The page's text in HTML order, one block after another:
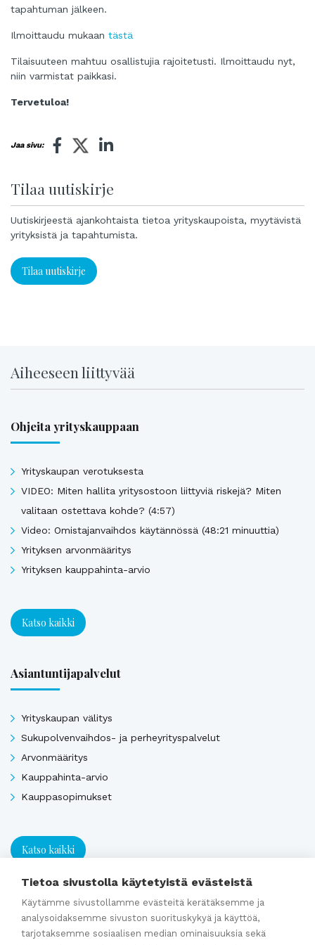
tapahtuman jälkeen.
Ilmoittaudu mukaan tästä
Tilaisuuteen mahtuu osallistujia rajoitetusti. Ilmoittaudu nyt,
niin varmistat paikkasi.
Tervetuloa!
Jaa sivu:
Tilaa uutiskirje
Uutiskirjeestä ajankohtaista tietoa yrityskaupoista, myytävistä
yrityksistä ja tapahtumista.
Tilaa uutiskirje
Aiheeseen liittyvää
Ohjeita yrityskauppaan
Yrityskaupan verotuksesta
VIDEO: Miten hallita yritysostoon liittyviä riskejä? Miten
valitaan ostettava kohde? (4:57)
Video: Omistajanvaihdos käytännössä (48:21 minuuttia)
Yrityksen arvonmääritys
Yrityksen kauppahinta-arvio
Katso kaikki
Asiantuntijapalvelut
Yrityskaupan välitys
Sukupolvenvaihdos- ja perheyrityspalvelut
Arvonmääritys
Kauppahinta-arvio
Kauppasopimukset
Katso kaikki
Ajankohtaista
Tietoa sivustolla käytetyistä evästeistä
Käytämme sivustollamme evästeitä kerätäksemme ja
analysoidaksemme sivuston suorituskykyä ja käyttöä,
tarjotaksemme sosiaalisen median ominaisuuksia sekä